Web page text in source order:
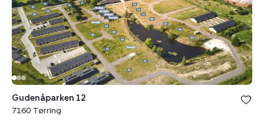
Gudenåparken 12
7160 Tørring